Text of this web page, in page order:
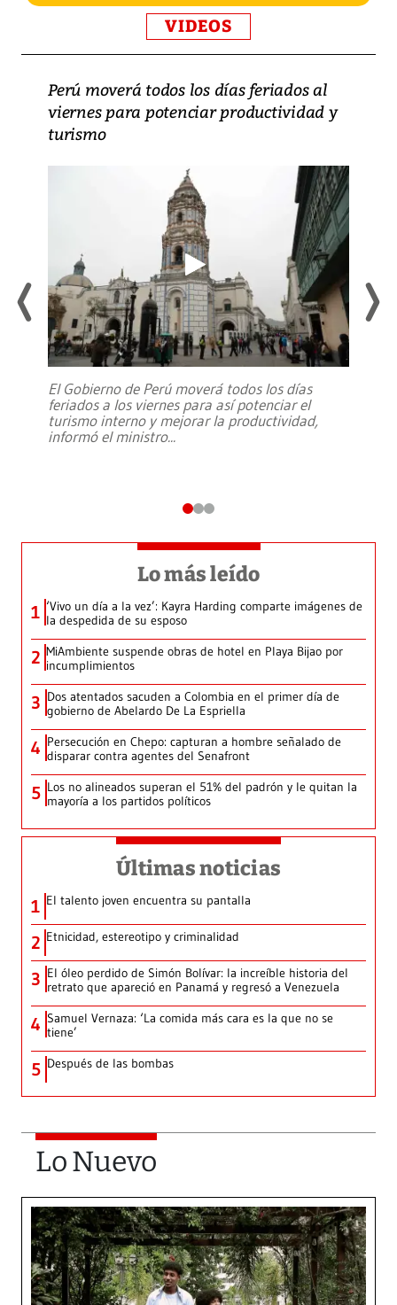
VIDEOS
Perú moverá todos los días feriados al
viernes para potenciar productividad y
turismo
El Gobierno de Perú moverá todos los días
feriados a los viernes para así potenciar el
turismo interno y mejorar la productividad,
informó el ministro...
Lo más leído
1 ‘Vivo un día a la vez’: Kayra Harding comparte imágenes de
la despedida de su esposo
2 MiAmbiente suspende obras de hotel en Playa Bijao por
incumplimientos
3 Dos atentados sacuden a Colombia en el primer día de
gobierno de Abelardo De La Espriella
4 Persecución en Chepo: capturan a hombre señalado de
disparar contra agentes del Senafront
5 Los no alineados superan el 51% del padrón y le quitan la
mayoría a los partidos políticos
Últimas noticias
1 El talento joven encuentra su pantalla​
2 Etnicidad, estereotipo y criminalidad
3 El óleo perdido de Simón Bolívar: la increíble historia del
retrato que apareció en Panamá y regresó a Venezuela
4 Samuel Vernaza: ‘La comida más cara es la que no se
tiene’
5 Después de las bombas
Lo Nuevo